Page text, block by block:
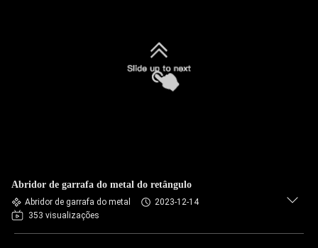
Abridor de garrafa do metal do retângulo
Abridor de garrafa do metal
2023-12-14
353 visualizações